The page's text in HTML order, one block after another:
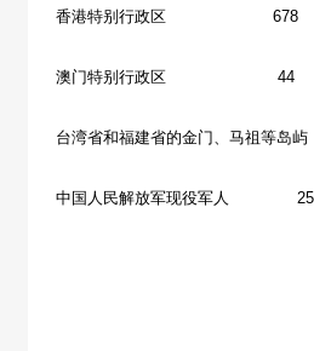
香港特别行政区 678
澳门特别行政区 44
台湾省和福建省的金门、马祖等岛
中国人民解放军现役军人